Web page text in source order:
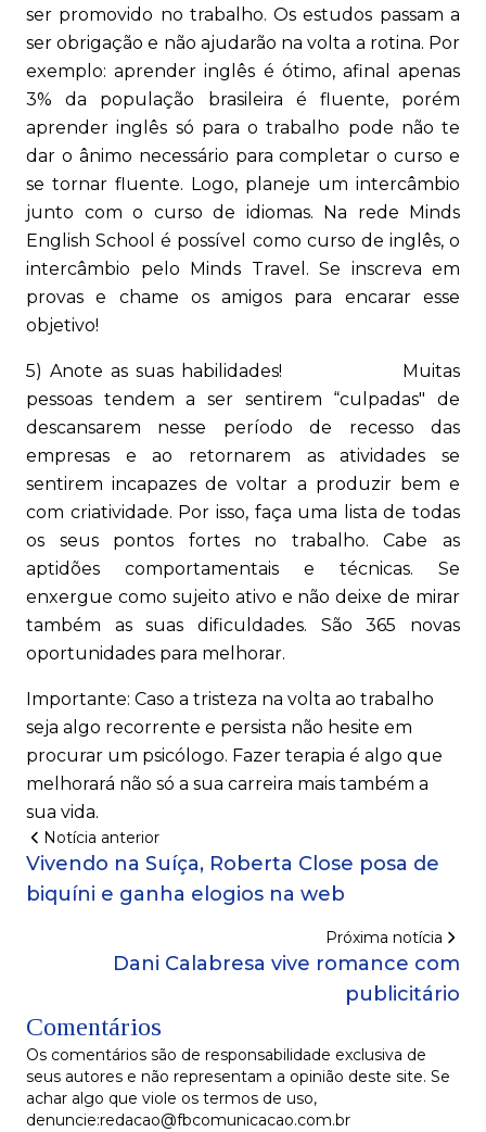
ser promovido no trabalho. Os estudos passam a
ser obrigação e não ajudarão na volta a rotina. Por
exemplo: aprender inglês é ótimo, afinal apenas
3% da população brasileira é fluente, porém
aprender inglês só para o trabalho pode não te
dar o ânimo necessário para completar o curso e
se tornar fluente. Logo, planeje um intercâmbio
junto com o curso de idiomas. Na rede Minds
English School é possível como curso de inglês, o
intercâmbio pelo Minds Travel. Se inscreva em
provas e chame os amigos para encarar esse
objetivo!
5) Anote as suas habilidades! Muitas
pessoas tendem a ser sentirem “culpadas" de
descansarem nesse período de recesso das
empresas e ao retornarem as atividades se
sentirem incapazes de voltar a produzir bem e
com criatividade. Por isso, faça uma lista de todas
os seus pontos fortes no trabalho. Cabe as
aptidões comportamentais e técnicas. Se
enxergue como sujeito ativo e não deixe de mirar
também as suas dificuldades. São 365 novas
oportunidades para melhorar.
Importante: Caso a tristeza na volta ao trabalho
seja algo recorrente e persista não hesite em
procurar um psicólogo. Fazer terapia é algo que
melhorará não só a sua carreira mais também a
sua vida.
Notícia anterior
Vivendo na Suíça, Roberta Close posa de
biquíni e ganha elogios na web
Próxima notícia
Dani Calabresa vive romance com
publicitário
Comentários
Os comentários são de responsabilidade exclusiva de
seus autores e não representam a opinião deste site. Se
achar algo que viole os termos de uso,
denuncie:redacao@fbcomunicacao.com.br